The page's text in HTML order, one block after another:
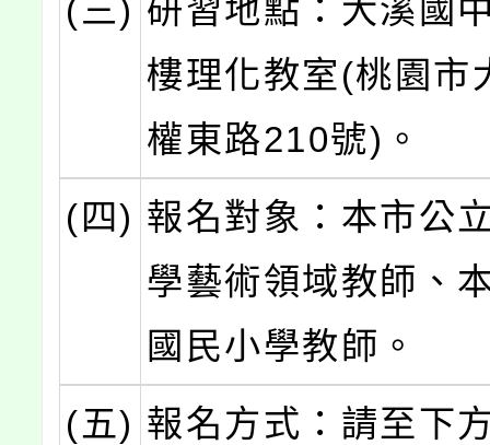
(三) 研習地點：大溪國
樓理化教室(桃園市
權東路210號)。
(四) 報名對象：本市公
學藝術領域教師、
國民小學教師。
(五) 報名方式：請至下